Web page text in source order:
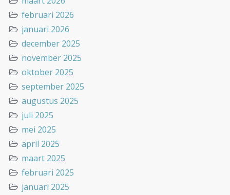
februari 2026
januari 2026
december 2025
november 2025
oktober 2025
september 2025
augustus 2025
juli 2025
mei 2025
april 2025
maart 2025
februari 2025
januari 2025